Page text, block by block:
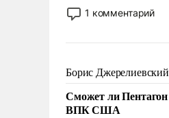
обыденностью.
такого корабля очень
реализация
наши боевые
1 комментарий
Борис Джерелиевский
Сможет ли Пентагон
ВПК США